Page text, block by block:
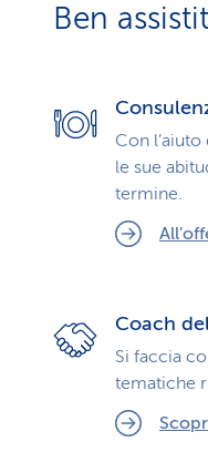
Ben
Con
le sue
termine.
Coach
Si faccia
tematiche